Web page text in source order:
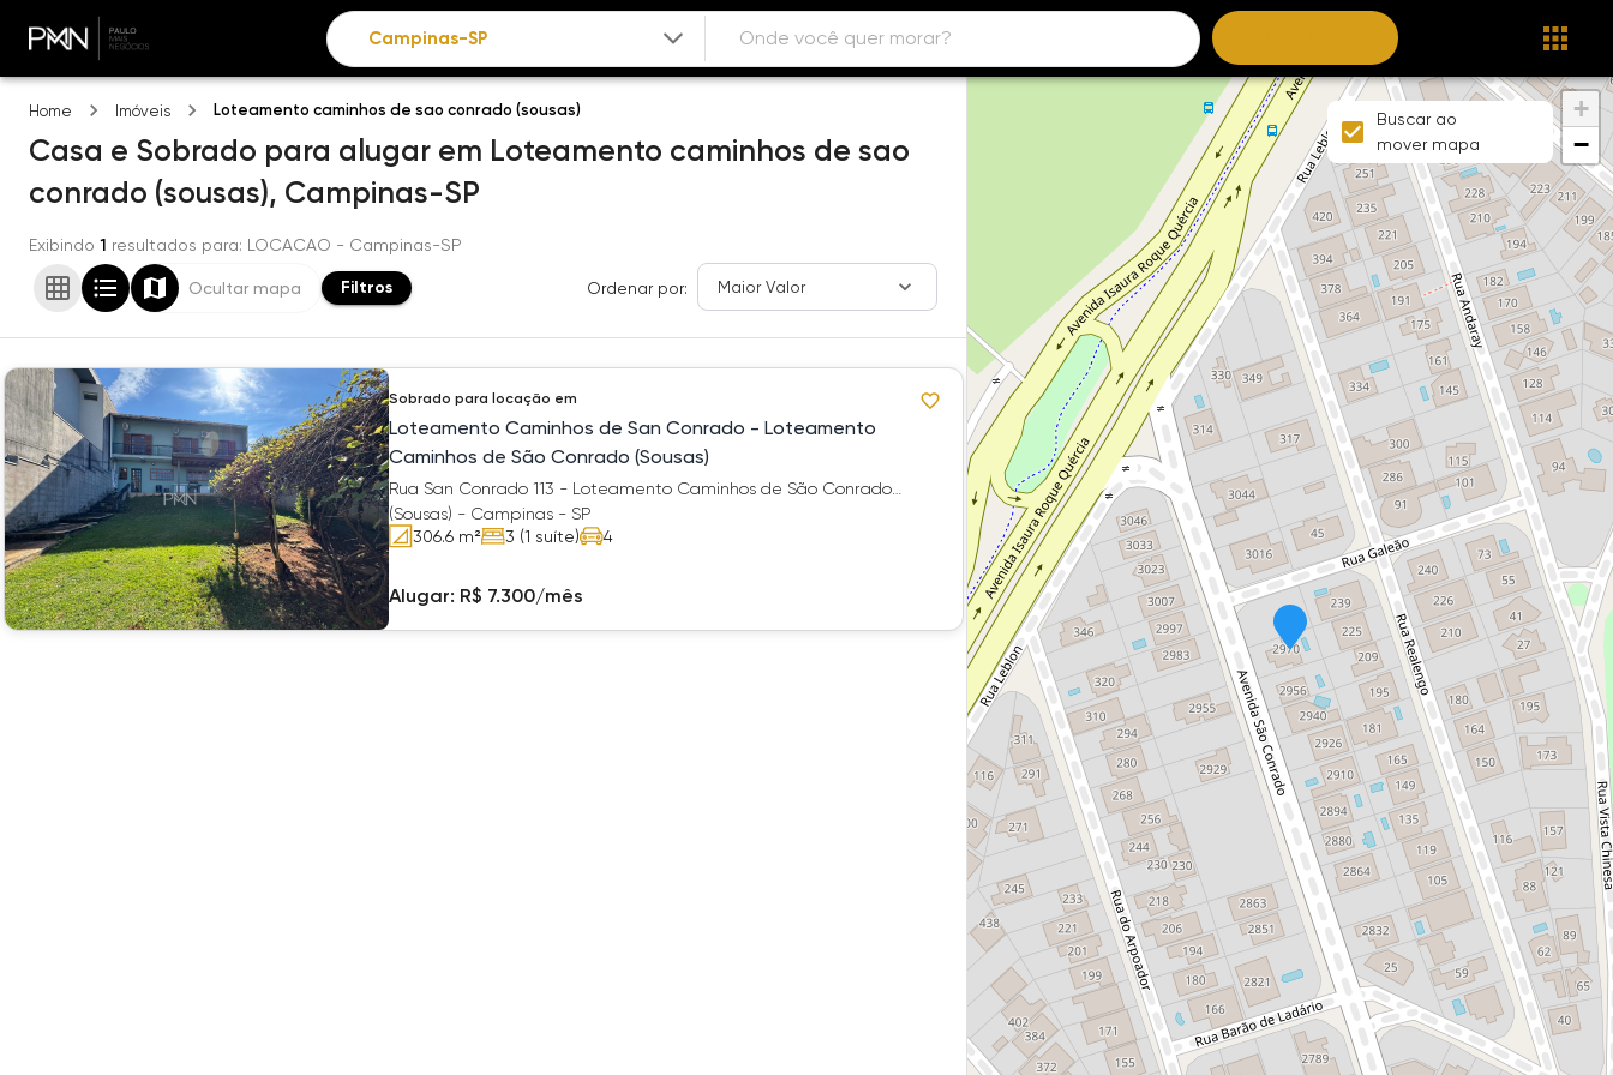
Home Imóveis Loteamento caminhos de sao conrado (sousas)
Casa e Sobrado para alugar em Loteamento caminhos de sao
conrado (sousas), Campinas-SP
Exibindo 1 resultados para: LOCACAO - Campinas-SP
Ocultar mapa Filtros Ordenar por: Maior Valor
Sobrado para locação em
Loteamento Caminhos de San Conrado - Loteamento
Caminhos de São Conrado (Sousas)
Rua San Conrado 113 - Loteamento Caminhos de São Conrado
(Sousas) - Campinas - SP
306.6m² 3 (1 suíte) 4
Alugar: R$ 7.300/mês
+
−
Buscar ao
mover mapa